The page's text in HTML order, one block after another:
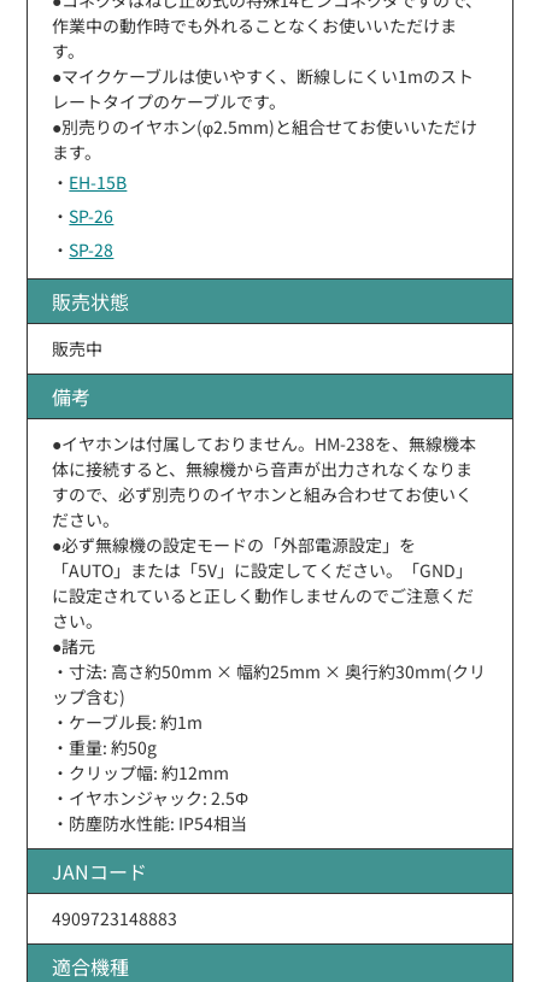
作業中の動作時でも外れることなくお使いいただけま
す。
●マイクケーブルは使いやすく、断線しにくい1mのスト
レートタイプのケーブルです。
●別売りのイヤホン(φ2.5mm)と組合せてお使いいただけ
ます。
・ EH-15B
・SP-26
・SP-28
販売状態
販売中
備考
●イヤホンは付属しておりません。HM-238を、無線機本
体に接続すると、無線機から音声が出力されなくなりま
すので、必ず別売りのイヤホンと組み合わせてお使いく
ださい。
●必ず無線機の設定モードの「外部電源設定」を
「AUTO」または「5V」に設定してください。「GND」
に設定されていると正しく動作しませんのでご注意くだ
さい。
●諸元
・寸法: 高さ約50mm × 幅約25mm × 奥行約30mm(クリ
ップ含む)
・ケーブル長: 約1m
・重量: 約50g
・クリップ幅: 約12mm
・イヤホンジャック: 2.5Φ
・防塵防水性能: IP54相当
JANコード
4909723148883
適合機種